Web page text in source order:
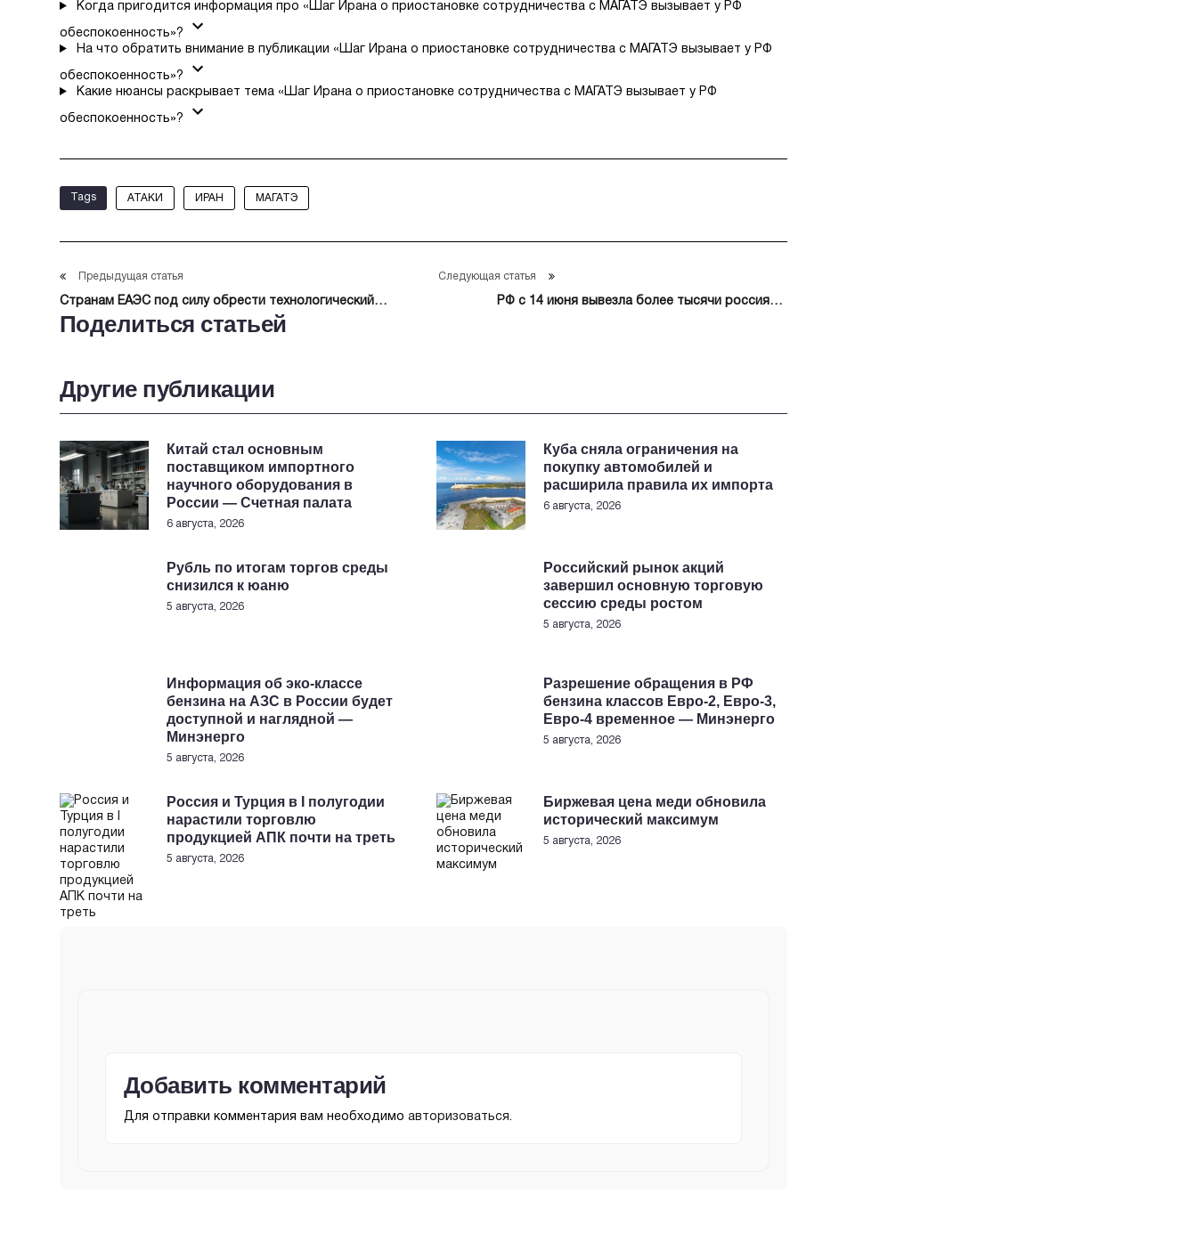
Когда пригодится информация про «Шаг Ирана о приостановке сотрудничества с МАГАТЭ вызывает у РФ
обеспокоенность»?
На что обратить внимание в публикации «Шаг Ирана о приостановке сотрудничества с МАГАТЭ вызывает у РФ
обеспокоенность»?
Какие нюансы раскрывает тема «Шаг Ирана о приостановке сотрудничества с МАГАТЭ вызывает у РФ
обеспокоенность»?
Tags АТАКИ ИРАН МАГАТЭ
Предыдущая статья
Странам ЕАЭС под силу обрести технологический
суверенитет
Следующая статья
РФ с 14 июня вывезла более тысячи россиян в
Поделиться статьей
Другие публикации
Китай стал основным
поставщиком импортного
научного оборудования в
России — Счетная палата
6 августа, 2026
Куба сняла ограничения на
покупку автомобилей и
расширила правила их импорта
6 августа, 2026
Рубль по итогам торгов среды
снизился к юаню
5 августа, 2026
Российский рынок акций
завершил основную торговую
сессию среды ростом
5 августа, 2026
Информация об эко-классе
бензина на АЗС в России будет
доступной и наглядной —
Минэнерго
5 августа, 2026
Разрешение обращения в РФ
бензина классов Евро-2, Евро-3,
Евро-4 временное — Минэнерго
5 августа, 2026
Россия и Турция в I полугодии
нарастили торговлю
продукцией АПК почти на треть
5 августа, 2026
Биржевая цена меди обновила
исторический максимум
5 августа, 2026
Добавить комментарий
Для отправки комментария вам необходимо авторизоваться.